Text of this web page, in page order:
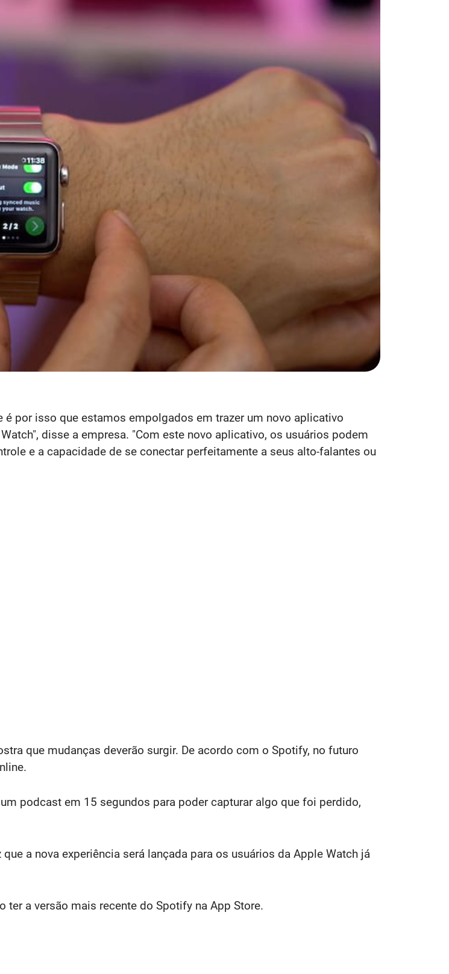
por isso que estamos empolgados em trazer um novo aplicativo
disse a empresa. "Com este novo aplicativo, os usuários podem
e a capacidade de se conectar perfeitamente a seus alto-falantes ou
que mudanças deverão surgir. De acordo com o Spotify, no futuro
podcast em 15 segundos para poder capturar algo que foi perdido,
a nova experiência será lançada para os usuários da Apple Watch já
a versão mais recente do Spotify na App Store.